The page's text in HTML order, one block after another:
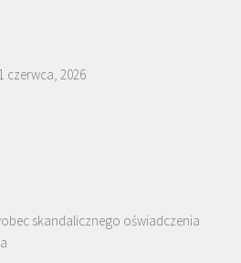
czerwca, 2026
skandalicznego oświadczenia